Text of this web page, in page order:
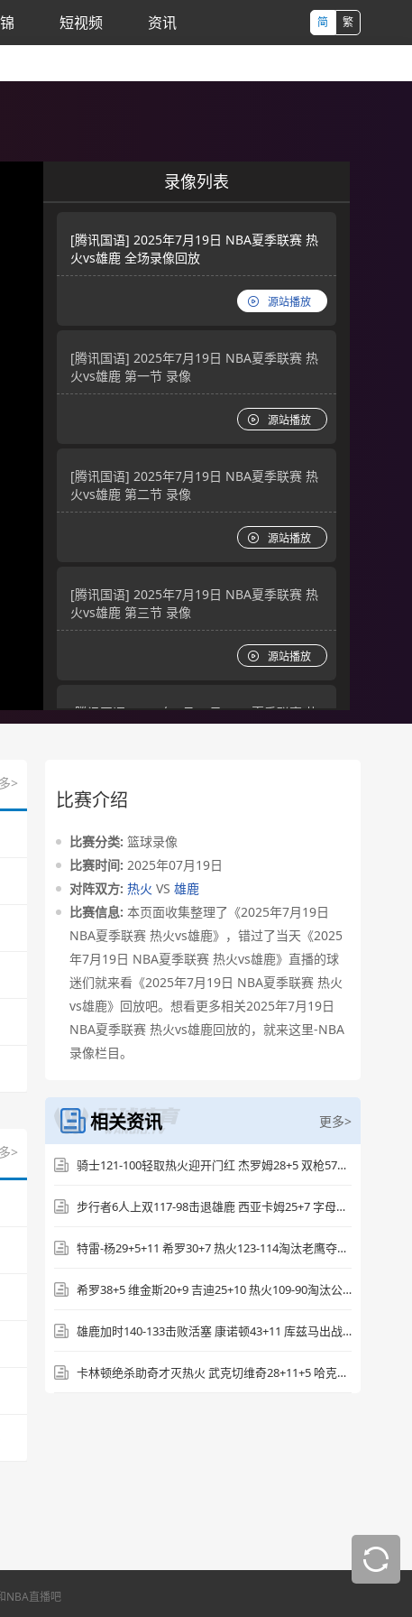
短视频 资讯 简 繁
录像列表
[腾讯国语] 2025年7月19日 NBA夏季联赛 热
火vs雄鹿 全场录像回放
源站播放
[腾讯国语] 2025年7月19日 NBA夏季联赛 热
火vs雄鹿 第一节 录像
源站播放
[腾讯国语] 2025年7月19日 NBA夏季联赛 热
火vs雄鹿 第二节 录像
源站播放
[腾讯国语] 2025年7月19日 NBA夏季联赛 热
火vs雄鹿 第三节 录像
源站播放
[腾讯国语] 2025年7月19日 NBA夏季联赛 热
[腾讯原声] 2025年7月19日 NBA夏季联赛 热
火vs雄鹿 全场录像回放
[腾讯原声] 2025年7月19日 NBA夏季联赛 热
火vs雄鹿 第一节 录像
源站播放
火vs雄鹿 第三节 录像
源站播放
火vs雄鹿 第四节 录像
源站播放
>
>
比赛介绍
比赛分类: 篮球录像
比赛时间: 2025年07月19日
对阵双方: 热火 VS 雄鹿
比赛信息: 本页面收集整理了《2025年7月19日
NBA夏季联赛 热火vs雄鹿》，错过了当天《2025
年7月19日 NBA夏季联赛 热火vs雄鹿》直播的球
迷们就来看《2025年7月19日 NBA夏季联赛 热火
vs雄鹿》回放吧。想看更多相关2025年7月19日
NBA夏季联赛 热火vs雄鹿回放的，就来这里-NBA
录像栏目。
相关资讯 更多>
骑士121-100轻取热火迎开门红 杰罗姆28+5 双枪57分 阿德巴约24+9
步行者6人上双117-98击退雄鹿 西亚卡姆25+7 字母哥36+12
特雷-杨29+5+11 希罗30+7 热火123-114淘汰老鹰夺下第8
希罗38+5 维金斯20+9 吉迪25+10 热火109-90淘汰公牛
雄鹿加时140-133击败活塞 康诺顿43+11 库兹马出战一节22分
卡林顿绝杀助奇才灭热火 武克切维奇28+11+5 哈克斯41+10+7
NBA直播吧